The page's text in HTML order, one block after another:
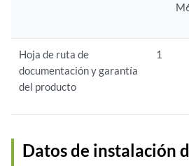
Hoja de ruta de
documentación y garantía
del producto
1
Datos de instalación